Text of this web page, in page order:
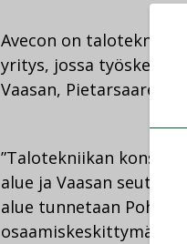
Avecon on
yritys, jossa
Vaasan, Pietarsaaren,
”Talotekniikan
alue ja Vaasan seutu
alue tunnetaan
osaamiskeskittymänä.